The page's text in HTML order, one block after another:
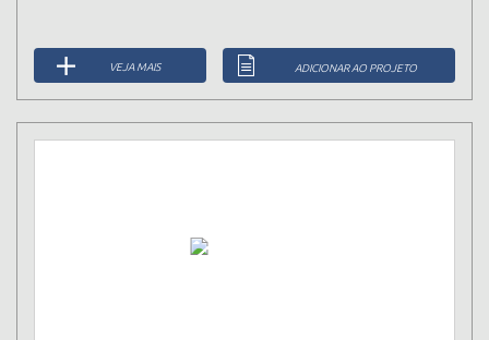
VEJA MAIS ADICIONAR AO PROJETO